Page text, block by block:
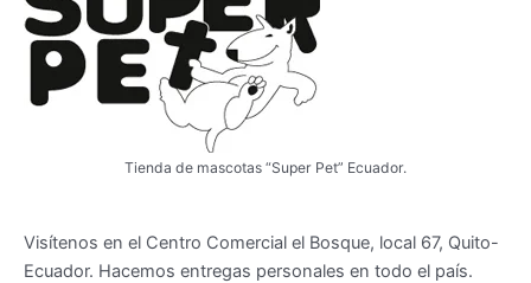
producto
pueden
elegir
en
de
Tienda de mascotas “Super Pet” Ecuador.
Visítenos en el Centro Comercial el Bosque, local 67, Quito-
Ecuador. Hacemos entregas personales en todo el país.